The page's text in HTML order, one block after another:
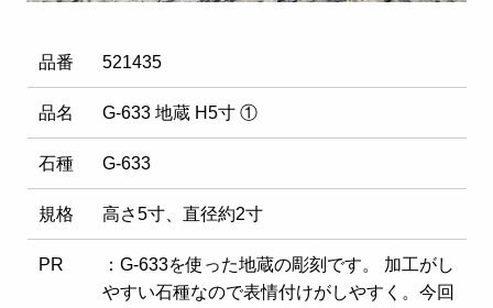
品番 521435
品名 G-633 地蔵 H5寸 ①
石種 G-633
規格 高さ5寸、直径約2寸
PR
：G-633を使った地蔵の彫刻です。 加工がし
やすい石種なので表情付けがしやすく。今回